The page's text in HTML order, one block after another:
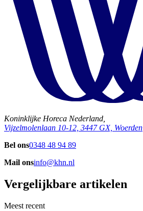
Koninklijke Horeca Nederland,
Vijzelmolenlaan 10-12, 3447 GX, Woerden
Bel ons0348 48 94 89
Mail onsinfo@khn.nl
Vergelijkbare artikelen
Meest recent